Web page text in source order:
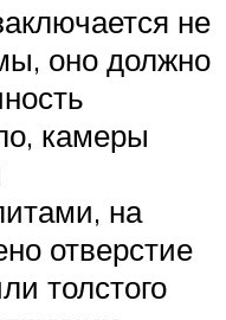
не
оно должно
камеры
на
отверстие
толстого